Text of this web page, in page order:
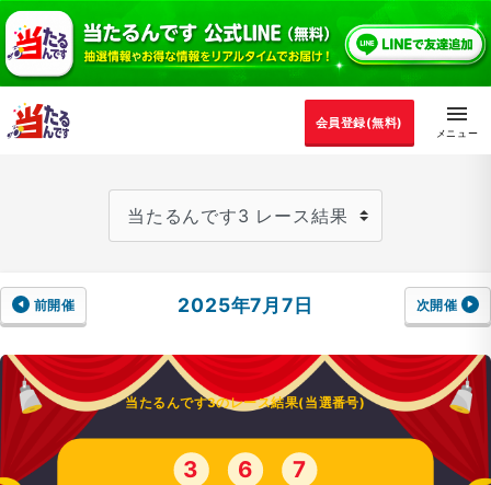
会員登録(無料)
前開催 2025年7月7日 次開催
当たるんです3のレース結果(当選番号)
3 6 7